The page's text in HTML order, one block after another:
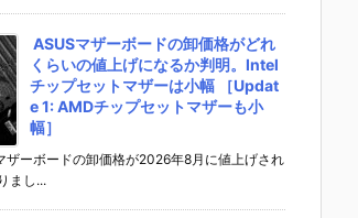
ASUSマザーボードの卸価格がどれ
くらいの値上げになるか判明。Intel
チップセットマザーは小幅 ［Updat
e 1: AMDチップセットマザーも小
幅］
ザーボードの卸価格が2026年8月に値上げされ
まし...